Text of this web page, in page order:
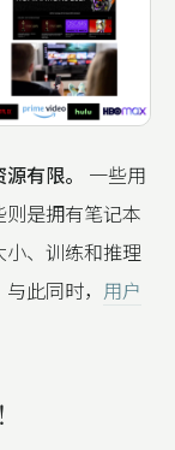
有限。
一些用
是拥有笔记本
、训练和推理
此同时， 用户